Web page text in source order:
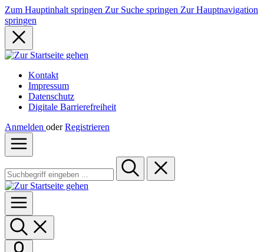
Zum Hauptinhalt springen Zur Suche springen Zur Hauptnavigation
springen
Kontakt
Impressum
Datenschutz
Digitale Barrierefreiheit
Anmelden oder Registrieren